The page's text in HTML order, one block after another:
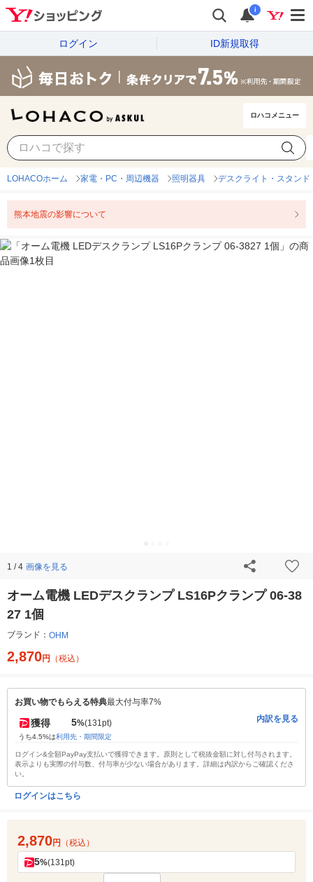
i
ログイン ID新規取得
ロハコメニュー
LOHACOホーム 家電・PC・周辺機器 照明器具 デスクライト・スタンド
熊本地震の影響について
1 / 4 画像を見る
オーム電機 LEDデスクランプ LS16Pクランプ 06-38
27 1個
ブランド： OHM
2,870円 （税込）
お買い物でもらえる特典最大付与率7%
獲得 5%(131pt)
うち4.5%は利用先・期間限定
内訳を見る
ログイン&全額PayPay支払いで獲得できます。原則として税抜金額に対し付与されます。
表示よりも実際の付与数、付与率が少ない場合があります。詳細は内訳からご確認くださ
い。
ログインはこちら
2,870円 （税込）
5%(131pt)